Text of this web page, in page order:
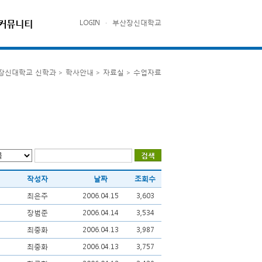
뮤니티 LOGIN · 부산장신대학교
신대학교 신학과 > 학사안내 > 자료실 > 수업자료
작성자 날짜
조회수
최은주
2006.04.15
3,603
장범준
2006.04.14
3,534
최중화
2006.04.13
3,987
최중화
2006.04.13
3,757